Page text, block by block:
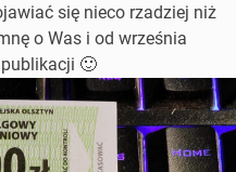
się nieco rzadziej niż
o Was i od września
🙂